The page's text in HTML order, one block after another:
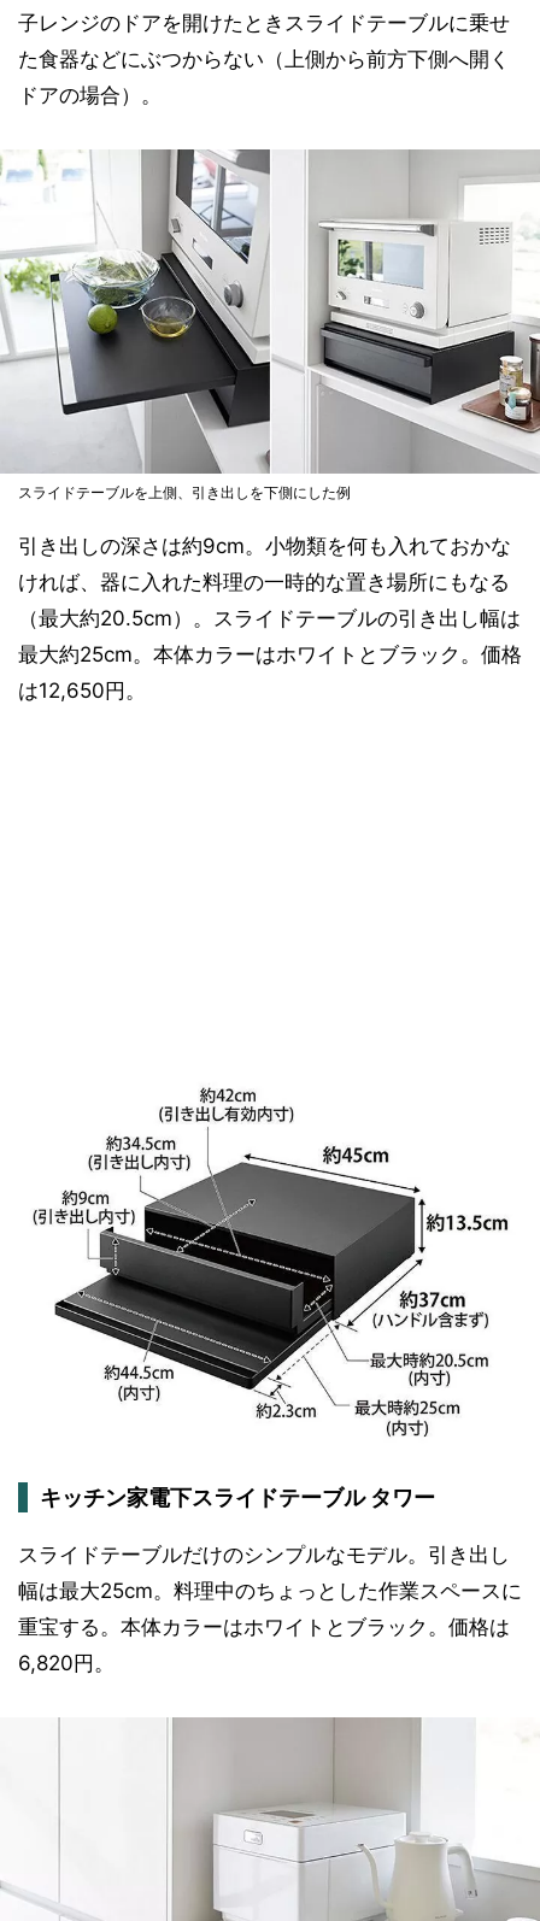
子レンジのドアを開けたときスライドテーブルに乗せ
た食器などにぶつからない（上側から前方下側へ開く
ドアの場合）。
スライドテーブルを上側、引き出しを下側にした例
引き出しの深さは約9cm。小物類を何も入れておかな
ければ、器に入れた料理の一時的な置き場所にもなる
（最大約20.5cm）。スライドテーブルの引き出し幅は
最大約25cm。本体カラーはホワイトとブラック。価格
は12,650円。
キッチン家電下スライドテーブル タワー
スライドテーブルだけのシンプルなモデル。引き出し
幅は最大25cm。料理中のちょっとした作業スペースに
重宝する。本体カラーはホワイトとブラック。価格は
6,820円。